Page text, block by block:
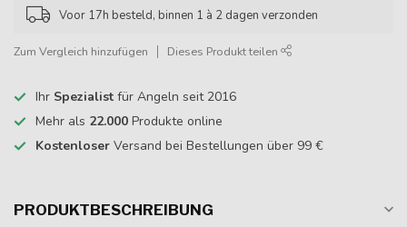
Voor 17h besteld, binnen 1 à 2 dagen verzonden
Zum Vergleich hinzufügen Dieses Produkt teilen
Ihr Spezialist für Angeln seit 2016
Mehr als 22.000 Produkte online
Kostenloser Versand bei Bestellungen über 99 €
PRODUKTBESCHREIBUNG